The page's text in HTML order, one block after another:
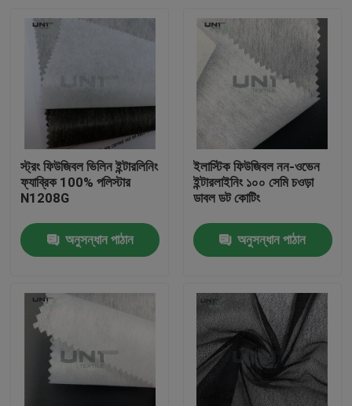
বাড়ি
স্ট্রং ফিউজিবল ভিলিন ইন্টারলিনিং
ফ্যাব্রিক 100% পলিস্টার
N1208G
অনুসন্ধান পাঠান
ইলাস্টিক ফিউজিবল নন-ওভেন
ইন্টারলাইনিং ১০০ সেমি চওড়া
ডাবল ডট কোটিং
অনুসন্ধান পাঠান